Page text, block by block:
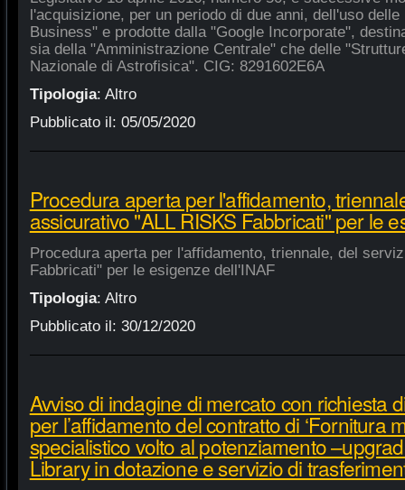
l'acquisizione, per un periodo di due anni, dell'uso
Business" e prodotte dalla "Google Incorporate",
sia della "Amministrazione Centrale" che delle
Nazionale di Astrofisica". CIG: 8291602E6A
Tipologia: Altro
Pubblicato il: 05/05/2020
Procedura aperta per l'affidamento,
assicurativo "ALL RISKS Fabbricati" per le
Procedura aperta per l'affidamento, triennale, del
Fabbricati" per le esigenze dell'INAF
Tipologia: Altro
Pubblicato il: 30/12/2020
Avviso di indagine di mercato con richiesta
per l’affidamento del contratto di ‘Fornitura
specialistico volto al potenziamento
Library in dotazione e servizio di